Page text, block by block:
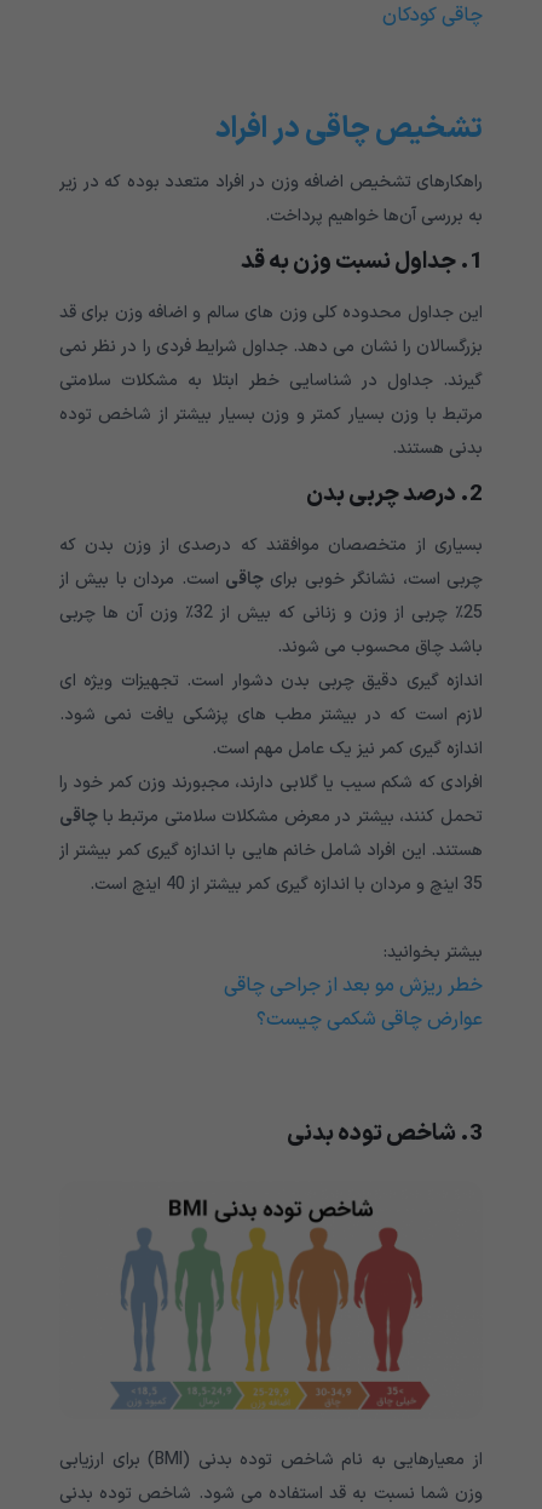
چاقی کودکان
تشخیص چاقی در افراد
راهکارهای تشخیص اضافه وزن در افراد متعدد بوده که در زیر
به بررسی آن‌ها خواهیم پرداخت.
1. جداول نسبت وزن به قد
این جداول محدوده کلی وزن های سالم و اضافه وزن برای قد
بزرگسالان را نشان می دهد. جداول شرایط فردی را در نظر نمی
گیرند. جداول در شناسایی خطر ابتلا به مشکلات سلامتی
مرتبط با وزن بسیار کمتر و وزن بسیار بیشتر از شاخص توده
بدنی هستند.
2. درصد چربی بدن
بسیاری از متخصصان موافقند که درصدی از وزن بدن که
چربی است، نشانگر خوبی برای چاقی است. مردان با بیش از
25٪ چربی از وزن و زنانی که بیش از 32٪ وزن آن ها چربی
باشد چاق محسوب می شوند.
اندازه گیری دقیق چربی بدن دشوار است. تجهیزات ویژه ای
لازم است که در بیشتر مطب های پزشکی یافت نمی شود.
اندازه گیری کمر نیز یک عامل مهم است.
افرادی که شکم سیب یا گلابی دارند، مجبورند وزن کمر خود را
تحمل کنند، بیشتر در معرض مشکلات سلامتی مرتبط با چاقی
هستند. این افراد شامل خانم هایی با اندازه گیری کمر بیشتر از
35 اینچ و مردان با اندازه گیری کمر بیشتر از 40 اینچ است.
بیشتر بخوانید:
خطر ریزش مو بعد از جراحی چاقی
عوارض چاقی شکمی چیست؟
3. شاخص توده بدنی
از معیارهایی به نام شاخص توده بدنی (BMI) برای ارزیابی
وزن شما نسبت به قد استفاده می شود. شاخص توده بدنی